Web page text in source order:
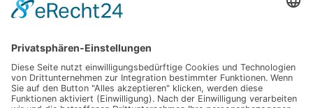
Hier unseren Katalog downloaden.
LIEFERUNG & MONTAGE